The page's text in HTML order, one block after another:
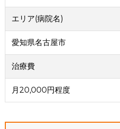
エリア(病院名)
愛知県名古屋市
治療費
月20,000円程度